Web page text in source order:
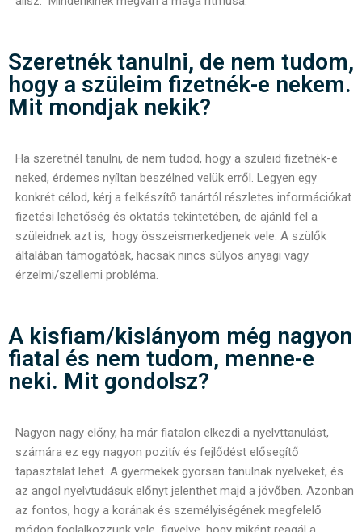
Szeretnék tanulni, de nem tudom,
hogy a szüleim fizetnék-e nekem.
Mit mondjak nekik?
Ha szeretnél tanulni, de nem tudod, hogy a szüleid fizetnék-e
neked, érdemes nyíltan beszélned velük erről. Legyen egy
konkrét célod, kérj a felkészítő tanártól részletes információkat
fizetési lehetőség és oktatás tekintetében, de ajánld fel a
szüleidnek azt is, hogy összeismerkedjenek vele. A szülők
általában támogatóak, hacsak nincs súlyos anyagi vagy
érzelmi/szellemi probléma.
A kisfiam/kislányom még nagyon
fiatal és nem tudom, menne-e
neki. Mit gondolsz?
Nagyon nagy előny, ha már fiatalon elkezdi a nyelvttanulást,
számára ez egy nagyon pozitív és fejlődést elősegítő
tapasztalat lehet. A gyermekek gyorsan tanulnak nyelveket, és
az angol nyelvtudásuk előnyt jelenthet majd a jövőben. Azonban
az fontos, hogy a korának és személyiségének megfelelő